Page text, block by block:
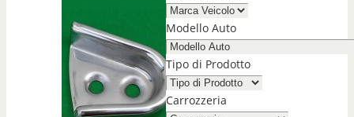
Modello Auto
Tipo di Prodotto
Carrozzeria